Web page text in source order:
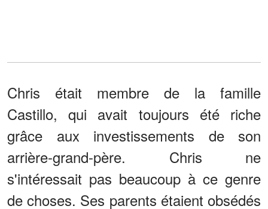
Chris était membre de la famille
Castillo, qui avait toujours été riche
grâce aux investissements de son
arrière-grand-père. Chris ne
s'intéressait pas beaucoup à ce genre
de choses. Ses parents étaient obsédés